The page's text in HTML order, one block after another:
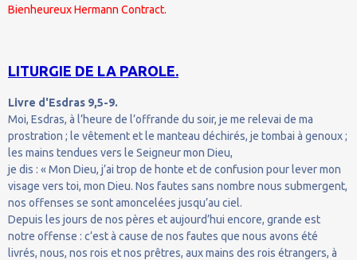
Bienheureux Hermann Contract.
LITURGIE DE LA PAROLE.
Livre d'Esdras 9,5-9.
Moi, Esdras, à l’heure de l’offrande du soir, je me relevai de ma
prostration ; le vêtement et le manteau déchirés, je tombai à genoux ;
les mains tendues vers le Seigneur mon Dieu,
je dis : « Mon Dieu, j’ai trop de honte et de confusion pour lever mon
visage vers toi, mon Dieu. Nos fautes sans nombre nous submergent,
nos offenses se sont amoncelées jusqu’au ciel.
Depuis les jours de nos pères et aujourd’hui encore, grande est
notre offense : c’est à cause de nos fautes que nous avons été
livrés, nous, nos rois et nos prêtres, aux mains des rois étrangers, à